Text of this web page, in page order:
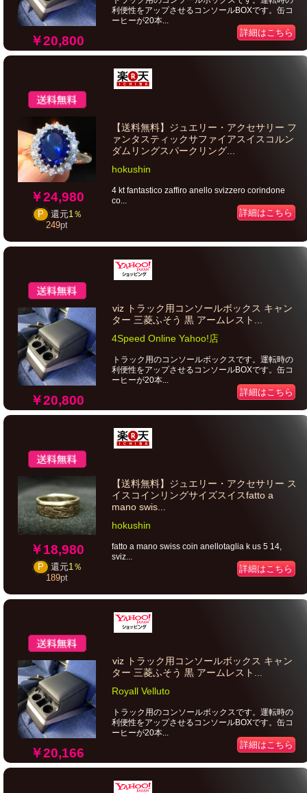
￥20,800
利便性をアップさせるコンソールBOXです。缶コ
ーヒーが20本...
詳細はこちら
￥24,980
P 還元1％
249pt
【送料無料】ジュエリー・アクセサリー フ
ァンタスティックサファイアスイスコルン
ダムリングスパークリング...
hokushin
4 kt fantastico zaffiro anello svizzero corindone
co...
詳細はこちら
￥20,800
viz トラック用コンソールボックス キャン
ター 三菱ふそう 黒 アームレスト...
4Speed Online Yahoo!店
トラック用のコンソールボックスです。運転時の
利便性をアップさせるコンソールBOXです。缶コ
ーヒーが20本...
詳細はこちら
￥18,980
P 還元1％
189pt
【送料無料】ジュエリー・アクセサリー ス
イスコインリングサイズスイスfatto a
mano swis...
hokushin
fatto a mano swiss coin anellotaglia k us 5 14,
sviz...
詳細はこちら
￥20,166
viz トラック用コンソールボックス キャン
ター 三菱ふそう 黒 アームレスト...
Royall Velluto
トラック用のコンソールボックスです。運転時の
利便性をアップさせるコンソールBOXです。缶コ
ーヒーが20本...
詳細はこちら